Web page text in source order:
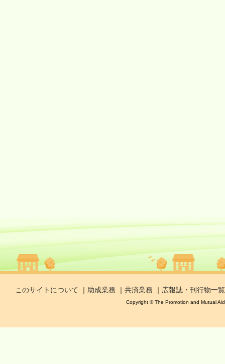
このサイトについて ｜ 助成業務 ｜ 共済業務 ｜ 広報誌・刊行物一覧
Copyright © The Promotion and Mutual